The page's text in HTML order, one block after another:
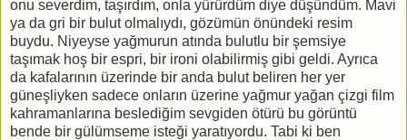
onu severdim, taşırdım, onla yürürdüm diye düşündüm. Mavi
ya da gri bir bulut olmalıydı, gözümün önündeki resim
buydu. Niyeyse yağmurun atında bulutlu bir şemsiye
taşımak hoş bir espri, bir ironi olabilirmiş gibi geldi. Ayrıca
da kafalarının üzerinde bir anda bulut beliren her yer
güneşliyken sadece onların üzerine yağmur yağan çizgi film
kahramanlarına beslediğim sevgiden ötürü bu görüntü
bende bir gülümseme isteği yaratıyordu. Tabi ki ben